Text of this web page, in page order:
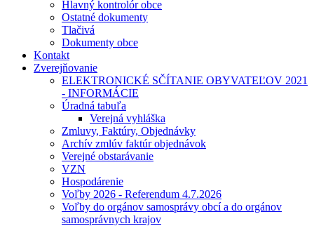
Hlavný kontrolór obce
Ostatné dokumenty
Tlačivá
Dokumenty obce
Kontakt
Zverejňovanie
ELEKTRONICKÉ SČÍTANIE OBYVATEĽOV 2021
- INFORMÁCIE
Úradná tabuľa
Verejná vyhláška
Zmluvy, Faktúry, Objednávky
Archív zmlúv faktúr objednávok
Verejné obstarávanie
VZN
Hospodárenie
Voľby 2026 - Referendum 4.7.2026
Voľby do orgánov samosprávy obcí a do orgánov
samosprávnych krajov